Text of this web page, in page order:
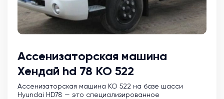
Ассенизаторская машина
Хендай hd 78 КО 522
Ассенизаторская машина KO 522 на базе шасси
Hyundai HD78 — это специализированное